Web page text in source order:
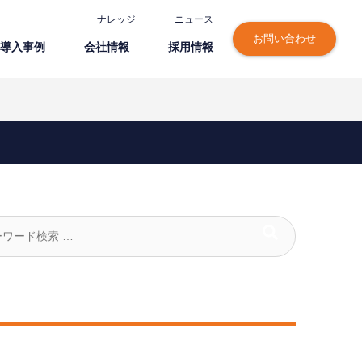
ナレッジ ニュース
導⼊事例 会社情報 採⽤情報
お問い合わせ